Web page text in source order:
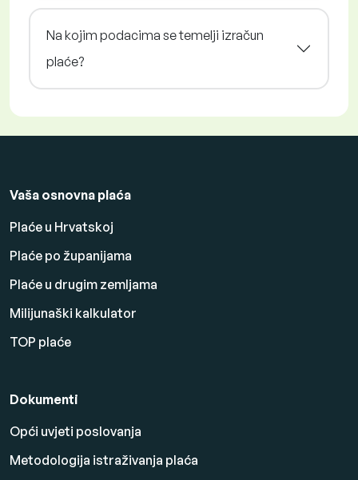
Na kojim podacima se temelji izračun
plaće?
Vaša osnovna plaća
Plaće u Hrvatskoj
Plaće po županijama
Plaće u drugim zemljama
Milijunaški kalkulator
TOP plaće
Dokumenti
Opći uvjeti poslovanja
Metodologija istraživanja plaća